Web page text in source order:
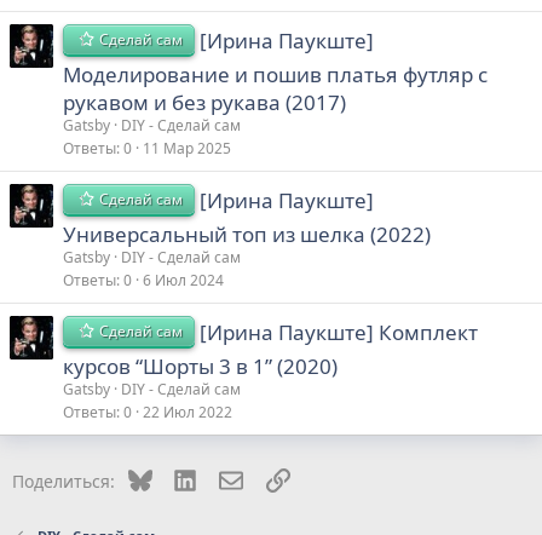
Сделай сам
[Ирина Паукште]
Моделирование и пошив платья футляр с
рукавом и без рукава (2017)
Gatsby DIY - Сделай сам
Ответы 0 11 Мар 2025
Сделай сам
[Ирина Паукште]
Универсальный топ из шелка (2022)
Gatsby DIY - Сделай сам
Ответы 0 6 Июл 2024
Сделай сам
[Ирина Паукште] Комплект
курсов “Шорты 3 в 1” (2020)
Gatsby DIY - Сделай сам
Ответы 0 22 Июл 2022
Поделиться: Bluesky LinkedInЭлектронная почта
Ссылка